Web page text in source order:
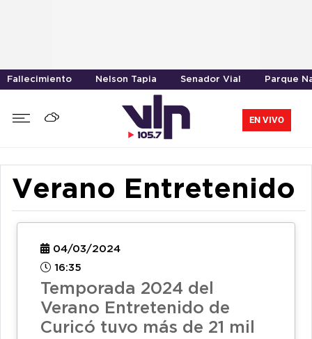
Fallecimiento Nelson Tapia Senador Vial Parque
EN VIVO
Verano Entretenido
04/03/2024
16:35
Temporada 2024 del
Verano Entretenido de
Curicó tuvo más de 21 mil